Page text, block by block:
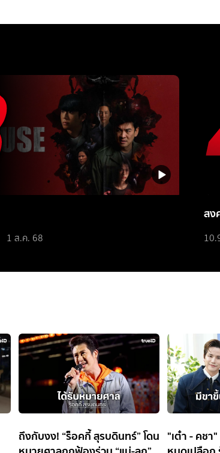
1 ส.ค. 68
สง
ถึงกับงง! “ร็อคกี้ สุรบดินทร์” โดน "เต๋า - คชา